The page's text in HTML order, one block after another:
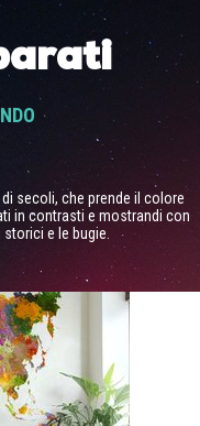
secoli, che prende il colore
in contrasti e mostrandi con
e le bugie.